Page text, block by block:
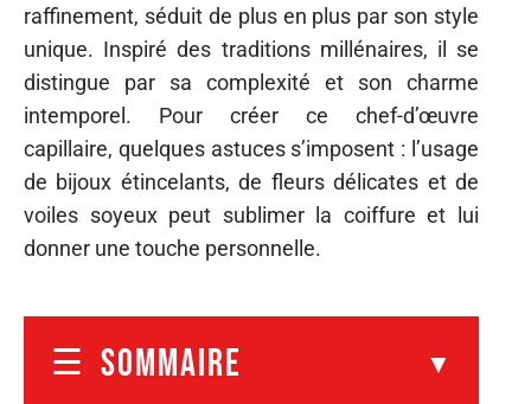
raffinement, séduit de plus en plus par son style
unique. Inspiré des traditions millénaires, il se
distingue par sa complexité et son charme
intemporel. Pour créer ce chef-d’œuvre
capillaire, quelques astuces s’imposent : l’usage
de bijoux étincelants, de fleurs délicates et de
voiles soyeux peut sublimer la coiffure et lui
donner une touche personnelle.
SOMMAIRE